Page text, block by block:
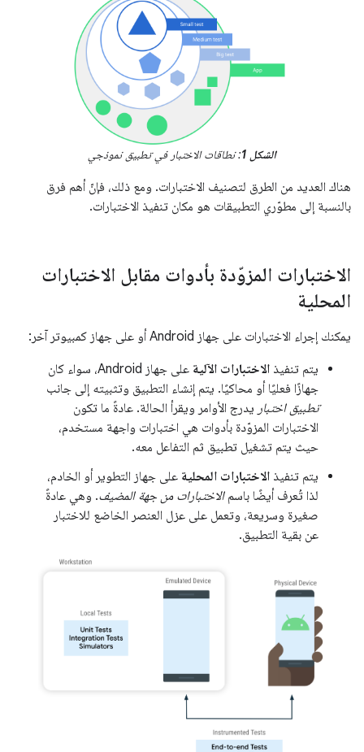
الشكل 1 : نطاقات الاختبار في تطبيق نموذجي
هناك العديد من الطرق لتصنيف الاختبارات. ومع ذلك، فإنّ أهم فرق
بالنسبة إلى مطوّري التطبيقات هو مكان تنفيذ الاختبارات.
الاختبارات المزوّدة بأدوات مقابل الاختبارات
المحلية
يمكنك إجراء الاختبارات على جهاز Android أو على جهاز كمبيوتر آخر:
يتم تنفيذ الاختبارات الآلية
على جهاز Android، سواء كان
جهازًا فعليًا أو محاكيًا. يتم إنشاء التطبيق وتثبيته إلى جانب
تطبيق اختبار يدرج الأوامر ويقرأ الحالة. عادةً ما تكون
الاختبارات المزوّدة بأدوات هي اختبارات واجهة مستخدم،
حيث يتم تشغيل تطبيق ثم التفاعل معه.
يتم تنفيذ الاختبارات المحلية على جهاز التطوير أو الخادم،
لذا تُعرف أيضًا باسمالاختبارات من جهة المضيف. وهي عادةً
صغيرة وسريعة، وتعمل على عزل العنصر الخاضع للاختبار
عن بقية التطبيق.